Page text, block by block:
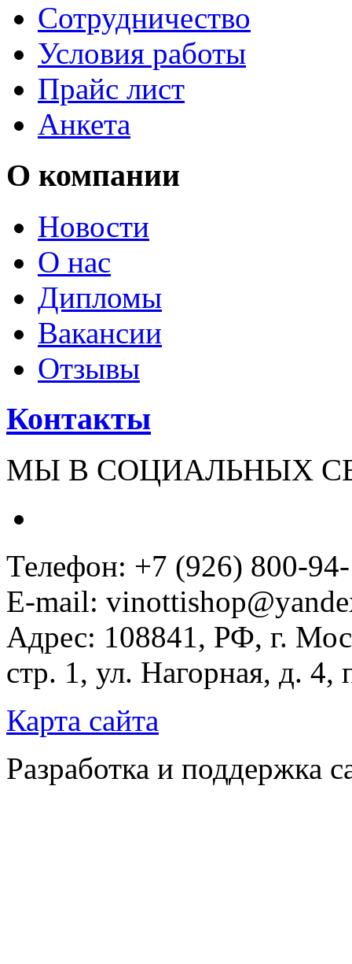
Сотрудничество
Условия работы
Прайс лист
Анкета
О компании
Новости
О нас
Дипломы
Вакансии
Отзывы
Контакты
МЫ В СОЦИАЛЬНЫХ
Телефон: +7 (926) 800-
E-mail:
Адрес: 108841, РФ, г.
стр. 1, ул. Нагорная, д.
Карта сайта
Разработка и поддержка